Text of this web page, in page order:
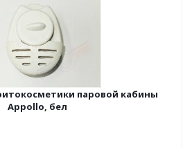
паровой кабины
Appollo, бел